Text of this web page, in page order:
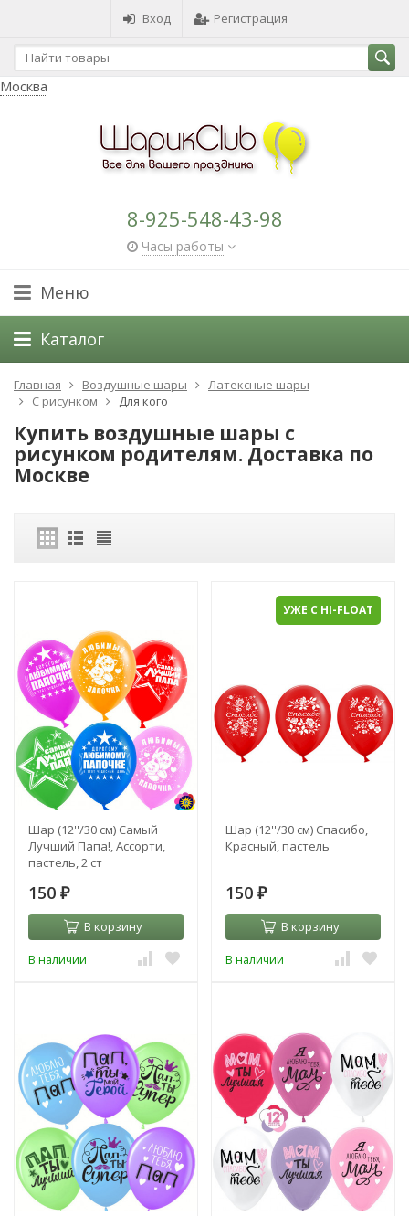
Вход Регистрация
Москва
8-925-548-43-98
Часы работы
Меню
Каталог
Главная Воздушные шары
Латексные шары
С рисунком
Для кого
Купить воздушные шары с
рисунком родителям. Доставка по
Москве
Шар (12''/30 см) Самый
Лучший Папа!, Ассорти,
пастель, 2 ст
150 ₽
В корзину
В наличии
УЖЕ С HI-FLOAT
Шар (12''/30 см) Спасибо,
Красный, пастель
150 ₽
В корзину
В наличии